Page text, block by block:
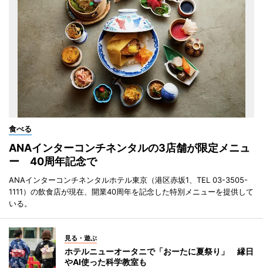
食べる
ANAインターコンチネンタルの3店舗が限定メニュ
ー 40周年記念で
ANAインターコンチネンタルホテル東京（港区赤坂1、TEL 03-3505-
1111）の飲食店が現在、開業40周年を記念した特別メニューを提供して
いる。
見る・遊ぶ
ホテルニューオータニで「おーたに夏祭り」 縁日
やAI使った科学教室も